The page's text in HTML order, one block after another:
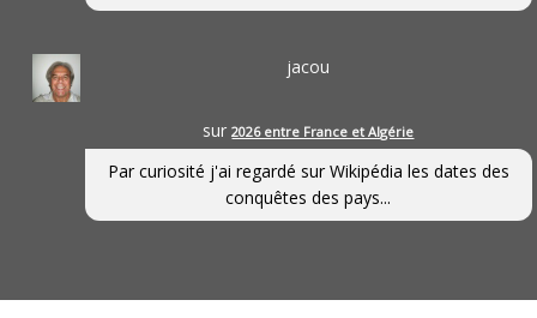
jacou
sur2026 entre France et Algérie
Par curiosité j'ai regardé sur Wikipédia les dates des
conquêtes des pays...